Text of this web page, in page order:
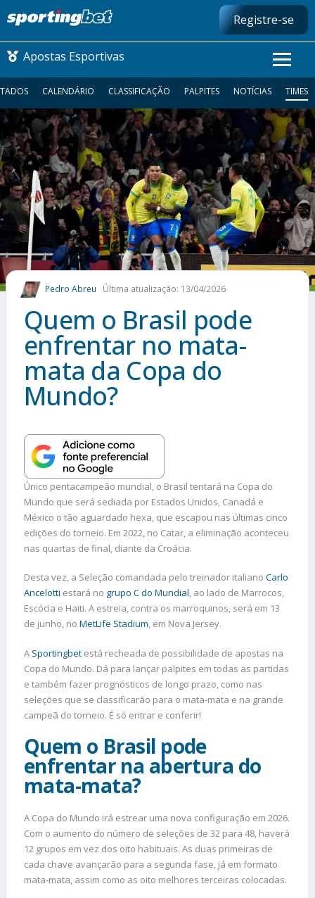
Registre-se
Apostas Esportivas
CONMEBOL LIBERTADORES
FUTEBOL NACIONAL
FUTEBOL INTERNACIONAL
COMO APOSTAR
MAIS ESPORTES
CALENDÁRIO CLASSIFICAÇÃO PALPITES NOTÍCIAS TIMES
Pedro Abreu Última atualização: 13/04/2026
Quem o Brasil pode
enfrentar no mata-
mata da Copa do
Mundo?
Único pentacampeão mundial, o Brasil tentará na Copa do
Mundo que será sediada por Estados Unidos, Canadá e
México o tão aguardado hexa, que escapou nas últimas cinco
edições do torneio. Em 2022, no Catar, a eliminação aconteceu
nas quartas de final, diante da Croácia.
Desta vez, a Seleção comandada pelo treinador italiano Carlo
Ancelotti estará no grupo C do Mundial, ao lado de Marrocos,
Escócia e Haiti. A estreia, contra os marroquinos, será em 13
de junho, no MetLife Stadium, em Nova Jersey.
A Sportingbet está recheada de possibilidade de apostas na
Copa do Mundo. Dá para lançar palpites em todas as partidas
e também fazer prognósticos de longo prazo, como nas
seleções que se classificarão para o mata-mata e na grande
campeã do torneio. É só entrar e conferir!
Quem o Brasil pode
enfrentar na abertura do
mata-mata?
A Copa do Mundo irá estrear uma nova configuração em 2026.
Com o aumento do número de seleções de 32 para 48, haverá
12 grupos em vez dos oito habituais. As duas primeiras de
cada chave avançarão para a segunda fase, já em formato
mata-mata, assim como as oito melhores terceiras colocadas.